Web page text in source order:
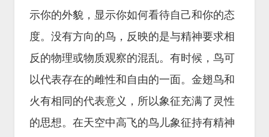
示你的外貌，显示你如何看待自己和你的态
度。没有方向的鸟，反映的是与精神要求相
反的物理或物质观察的混乱。有时候，鸟可
以代表存在的雌性和自由的一面。金翅鸟和
火有相同的代表意义，所以象征充满了灵性
的思想。在天空中高飞的鸟儿象征持有精神